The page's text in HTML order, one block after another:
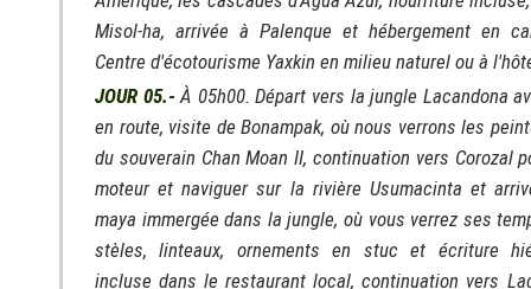
Misol-ha, arrivée à Palenque et hébergement en
Centre d'écotourisme Yaxkin en milieu naturel ou à
JOUR 05.- À 05h00. Départ vers la jungle Lacandona
en route, visite de Bonampak, où nous verrons les
du souverain Chan Moan II, continuation vers Corozal
moteur et naviguer sur la rivière Usumacinta et
maya immergée dans la jungle, où vous verrez ses
stèles, linteaux, ornements en stuc et écriture
incluse dans le restaurant local, continuation vers